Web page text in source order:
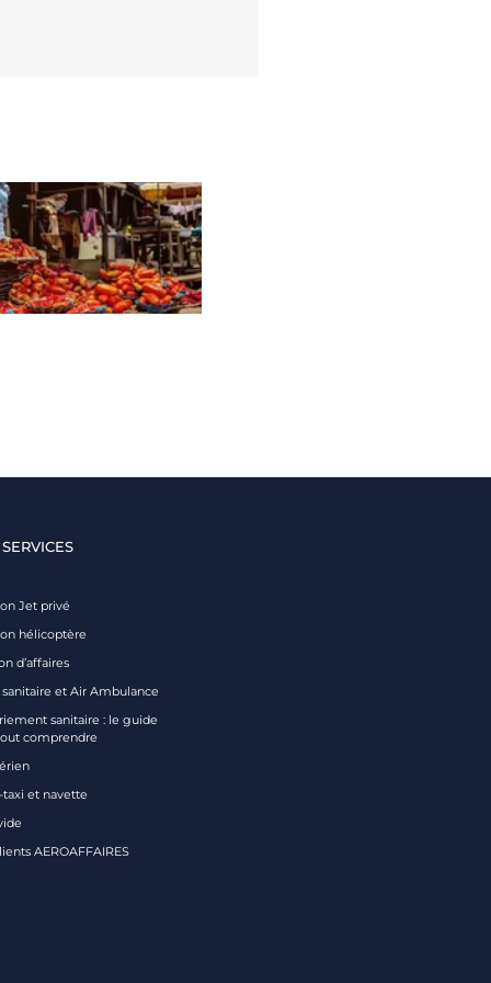
Jet privé
hélicoptère
d’affaires
et Air Ambulance
sanitaire : le guide
comprendre
taxi et navette
AEROAFFAIRES